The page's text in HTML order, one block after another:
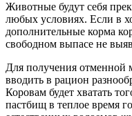
Животные будут себя
любых условиях. Если в
дополнительные корма
свободном выпасе не
Для получения отменной
вводить в рацион
Коровам будет хватать
пастбищ в теплое время